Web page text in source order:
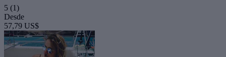
5 (1)
Desde
57,79 US$